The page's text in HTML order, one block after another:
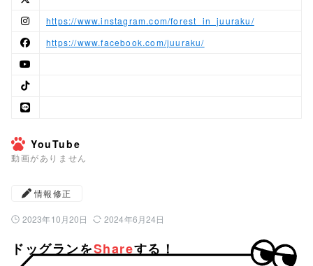
https://www.instagram.com/forest_in_juuraku/
https://www.facebook.com/juuraku/
YouTube
動画がありません
情報修正
公開日：
2023年10月20日 最終更新日：
2024年6月24日
ドッグランをShareする！